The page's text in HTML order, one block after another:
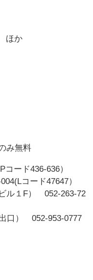
ほか
み無料
ード436-636）
コード47647）
ル１F） 052-263-72
口） 052-953-0777